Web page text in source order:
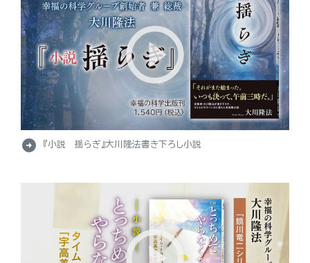
arrow_circle_right 『小説 揺らぎ』大川隆法書き下ろし小説